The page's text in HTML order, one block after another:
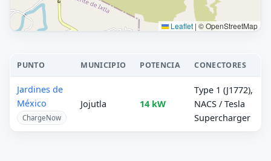
Leaflet | © OpenStreetMap
PUNTO MUNICIPIO POTENCIA CONECTORES
Jardines de
México
ChargeNow
Jojutla 14 kW
Type 1 (J1772),
NACS / Tesla
Supercharger